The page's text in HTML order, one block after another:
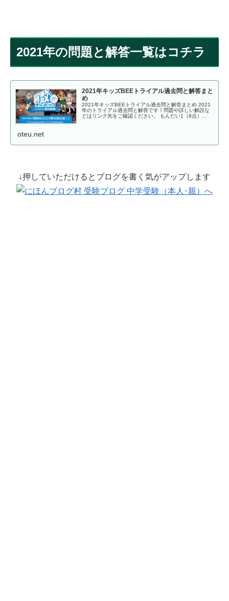
2021年の問題と解答一覧はコチラ
2021年キッズBEEトライアル過去問と解答まと
め
2021年キッズBEEトライアル過去問と解答まとめ 2021
年のトライアル過去問と解答です！問題や詳しい解説な
どはリンク先をご確認ください。 もんだい1（8点）...
oteu.net
↓押していただけるとブログを書く気がアップします